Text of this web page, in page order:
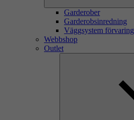
Garderober
Garderobsinredning
Väggsystem förvaring
Webbshop
Outlet